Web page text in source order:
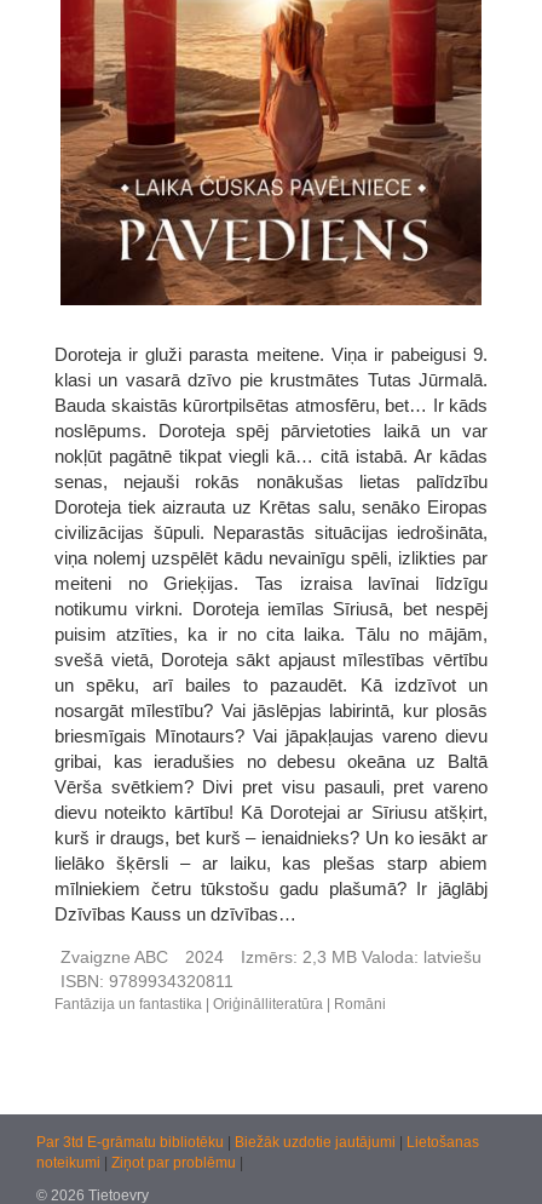
Doroteja ir gluži parasta meitene. Viņa ir pabeigusi 9.
klasi un vasarā dzīvo pie krustmātes Tutas Jūrmalā.
Bauda skaistās kūrortpilsētas atmosfēru, bet… Ir kāds
noslēpums. Doroteja spēj pārvietoties laikā un var
nokļūt pagātnē tikpat viegli kā… citā istabā. Ar kādas
senas, nejauši rokās nonākušas lietas palīdzību
Doroteja tiek aizrauta uz Krētas salu, senāko Eiropas
civilizācijas šūpuli. Neparastās situācijas iedrošināta,
viņa nolemj uzspēlēt kādu nevainīgu spēli, izlikties par
meiteni no Grieķijas. Tas izraisa lavīnai līdzīgu
notikumu virkni. Doroteja iemīlas Sīriusā, bet nespēj
puisim atzīties, ka ir no cita laika. Tālu no mājām,
svešā vietā, Doroteja sākt apjaust mīlestības vērtību
un spēku, arī bailes to pazaudēt. Kā izdzīvot un
nosargāt mīlestību? Vai jāslēpjas labirintā, kur plosās
briesmīgais Mīnotaurs? Vai jāpakļaujas vareno dievu
gribai, kas ieradušies no debesu okeāna uz Baltā
Vērša svētkiem? Divi pret visu pasauli, pret vareno
dievu noteikto kārtību! Kā Dorotejai ar Sīriusu atšķirt,
kurš ir draugs, bet kurš – ienaidnieks? Un ko iesākt ar
lielāko šķērsli – ar laiku, kas plešas starp abiem
mīlniekiem četru tūkstošu gadu plašumā? Ir jāglābj
Dzīvības Kauss un dzīvības…
Zvaigzne ABC 2024 Izmērs: 2,3 MB Valoda: latviešu
ISBN: 9789934320811
Fantāzija un fantastika Oriģinālliteratūra Romāni
Par 3td E-grāmatu bibliotēku Biežāk uzdotie jautājumi
Lietošanas
noteikumi
Ziņot par problēmu
© 2026 Tietoevry